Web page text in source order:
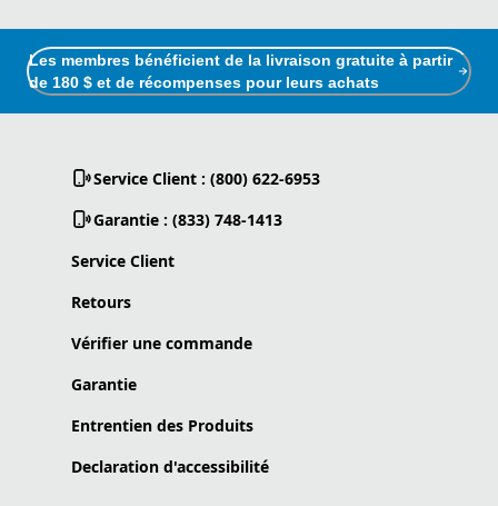
Les membres bénéficient de la livraison gratuite à partir
de 180 $ et de récompenses pour leurs achats
Service Client : (800) 622-6953
Garantie : (833) 748-1413
Service Client
Retours
Vérifier une commande
Garantie
Entrentien des Produits
Declaration d'accessibilité